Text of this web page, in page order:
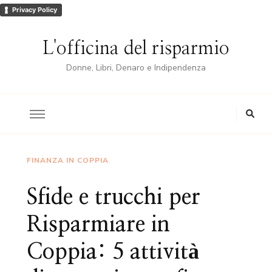
Privacy Policy
L'officina del risparmio
Donne, Libri, Denaro e Indipendenza
FINANZA IN COPPIA
Sfide e trucchi per
Risparmiare in
Coppia: 5 attività